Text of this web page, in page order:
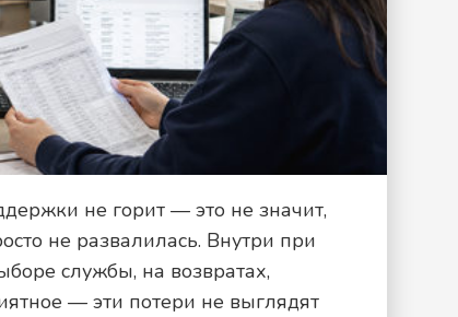
не горит — это не значит,
не развалилась. Внутри при
службы, на возвратах,
— эти потери не выглядят